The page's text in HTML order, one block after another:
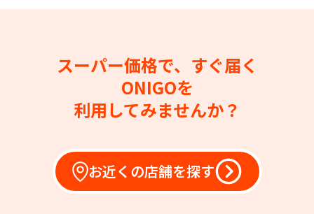
スーパー価格で、すぐ届く
ONIGOを
利用してみませんか？
お近くの店舗を探す